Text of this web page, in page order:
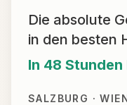
Die absolute
in den besten
In 48
SALZBURG ·